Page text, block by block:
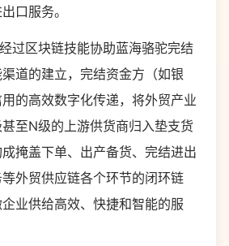
口服务。
过区块链技能协助蓝海骆驼完结
道的建立，完结资金方（如银
的高效数字化传递，将外贸产业
至N级的上游供货商归入垫支货
掩盖下单、出产备货、完结进出
外贸供应链各个环节的闭环链
业供给高效、快捷和智能的服